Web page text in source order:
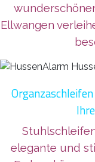
Ellwangen
elegante und